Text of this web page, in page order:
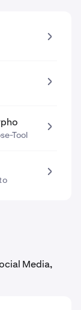
Tool
Media,